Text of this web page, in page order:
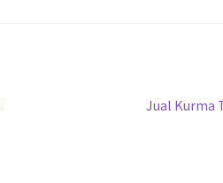
Jual Kurma